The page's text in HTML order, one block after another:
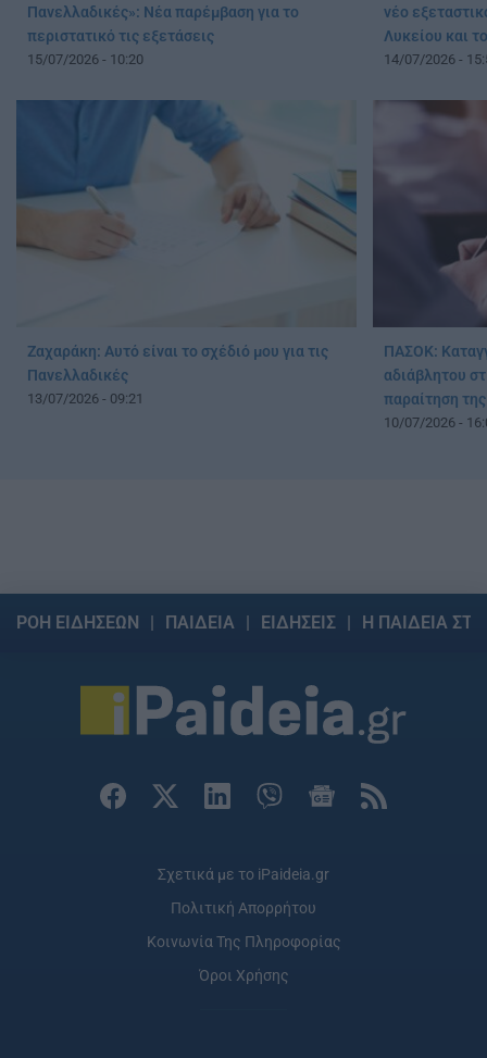
Πανελλαδικές»: Νέα παρέμβαση για το
περιστατικό τις εξετάσεις
15/07/2026 - 10:20
νέο
Λυκείου και
14/07/2026 -
Ζαχαράκη: Αυτό είναι το σχέδιό μου για τις
Πανελλαδικές
13/07/2026 - 09:21
ΠΑΣΟΚ:
αδιάβλητου
παραίτηση
10/07/2026 -
ΡΟΗ ΕΙΔΗΣΕΩΝ ΠΑΙΔΕΙΑ ΕΙΔΗΣΕΙΣ Η ΠΑΙΔΕΙΑ
Σχετικά με το iPaideia.gr
Πολιτική Απορρήτου
Κοινωνία Της Πληροφορίας
Όροι Χρήσης